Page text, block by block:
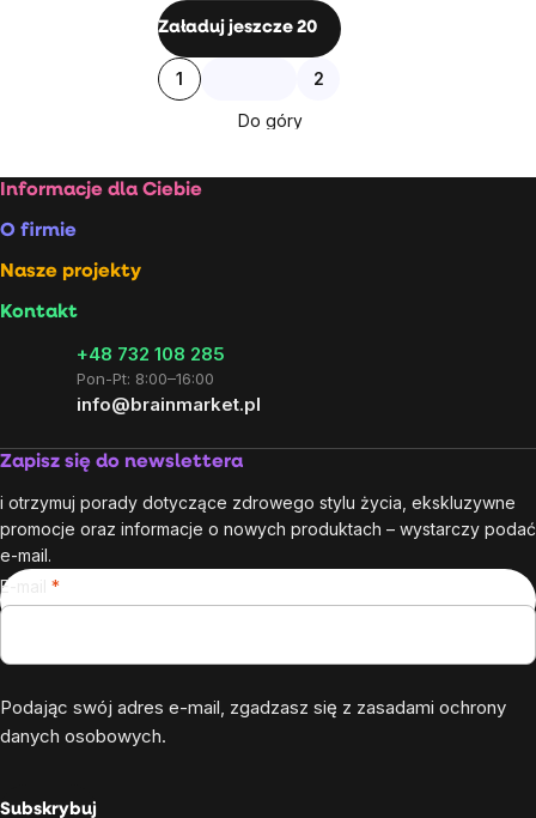
Kontrolki
Załaduj jeszcze 20
Paginacja
1 2
Do góry
Stopka
Informacje dla Ciebie
O firmie
Nasze projekty
Kontakt
+48 732 108 285
Pon-Pt: 8:00–16:00
info@brainmarket.pl
Zapisz się do newslettera
i otrzymuj porady dotyczące zdrowego stylu życia, ekskluzywne
promocje oraz informacje o nowych produktach – wystarczy podać
e-mail.
E-mail
Podając swój adres e-mail, zgadzasz się z zasadami ochrony
danych osobowych.
Subskrybuj